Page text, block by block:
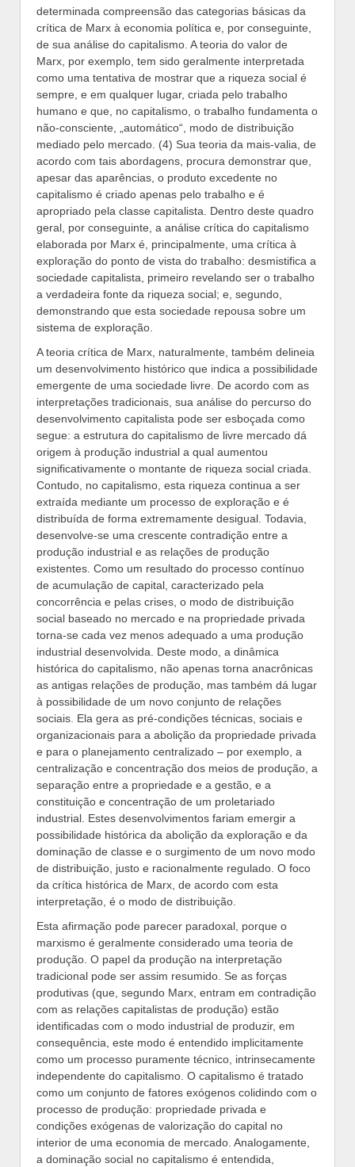
determinada compreensão das categorias básicas da
crítica de Marx à economia política e, por conseguinte,
de sua análise do capitalismo. A teoria do valor de
Marx, por exemplo, tem sido geralmente interpretada
como uma tentativa de mostrar que a riqueza social é
sempre, e em qualquer lugar, criada pelo trabalho
humano e que, no capitalismo, o trabalho fundamenta o
não-consciente, „automático“, modo de distribuição
mediado pelo mercado. (4) Sua teoria da mais-valia, de
acordo com tais abordagens, procura demonstrar que,
apesar das aparências, o produto excedente no
capitalismo é criado apenas pelo trabalho e é
apropriado pela classe capitalista. Dentro deste quadro
geral, por conseguinte, a análise crítica do capitalismo
elaborada por Marx é, principalmente, uma crítica à
exploração do ponto de vista do trabalho: desmistifica a
sociedade capitalista, primeiro revelando ser o trabalho
a verdadeira fonte da riqueza social; e, segundo,
demonstrando que esta sociedade repousa sobre um
sistema de exploração.
A teoria crítica de Marx, naturalmente, também delineia
um desenvolvimento histórico que indica a possibilidade
emergente de uma sociedade livre. De acordo com as
interpretações tradicionais, sua análise do percurso do
desenvolvimento capitalista pode ser esboçada como
segue: a estrutura do capitalismo de livre mercado dá
origem à produção industrial a qual aumentou
significativamente o montante de riqueza social criada.
Contudo, no capitalismo, esta riqueza continua a ser
extraída mediante um processo de exploração e é
distribuída de forma extremamente desigual. Todavia,
desenvolve-se uma crescente contradição entre a
produção industrial e as relações de produção
existentes. Como um resultado do processo contínuo
de acumulação de capital, caracterizado pela
concorrência e pelas crises, o modo de distribuição
social baseado no mercado e na propriedade privada
torna-se cada vez menos adequado a uma produção
industrial desenvolvida. Deste modo, a dinâmica
histórica do capitalismo, não apenas torna anacrônicas
as antigas relações de produção, mas também dá lugar
à possibilidade de um novo conjunto de relações
sociais. Ela gera as pré-condições técnicas, sociais e
organizacionais para a abolição da propriedade privada
e para o planejamento centralizado – por exemplo, a
centralização e concentração dos meios de produção, a
separação entre a propriedade e a gestão, e a
constituição e concentração de um proletariado
industrial. Estes desenvolvimentos fariam emergir a
possibilidade histórica da abolição da exploração e da
dominação de classe e o surgimento de um novo modo
de distribuição, justo e racionalmente regulado. O foco
da crítica histórica de Marx, de acordo com esta
interpretação, é o modo de distribuição.
Esta afirmação pode parecer paradoxal, porque o
marxismo é geralmente considerado uma teoria de
produção. O papel da produção na interpretação
tradicional pode ser assim resumido. Se as forças
produtivas (que, segundo Marx, entram em contradição
com as relações capitalistas de produção) estão
identificadas com o modo industrial de produzir, em
consequência, este modo é entendido implicitamente
como um processo puramente técnico, intrinsecamente
independente do capitalismo. O capitalismo é tratado
como um conjunto de fatores exógenos colidindo com o
processo de produção: propriedade privada e
condições exógenas de valorização do capital no
interior de uma economia de mercado. Analogamente,
a dominação social no capitalismo é entendida,